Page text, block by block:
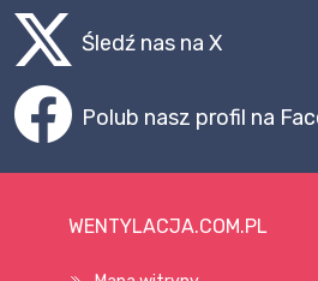
Śledź nas na X
Polub nasz profil na
WENTYLACJA.COM.PL